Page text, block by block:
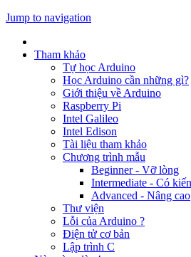
Jump to navigation
Tham khảo
Tự học Arduino
Học Arduino cần những gì?
Giới thiệu về Arduino
Raspberry Pi
Intel Galileo
Intel Edison
Tài liệu tham khảo
Chương trình mẫu
Beginner - Vỡ lòng
Intermediate - Có
Advanced - Nâng cao
Thư viện
Lỗi của Arduino ?
Điện tử cơ bản
Lập trình C